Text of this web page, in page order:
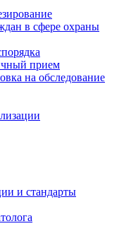
в сфере охраны
прием
на обследование
и стандарты